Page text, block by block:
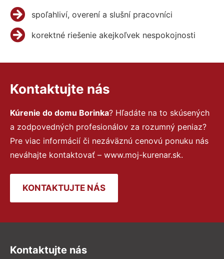
spoľahliví, overení a slušní pracovníci
korektné riešenie akejkoľvek nespokojnosti
Kontaktujte nás
Kúrenie do domu Borinka? Hľadáte na to skúsených
a zodpovedných profesionálov za rozumný peniaz?
Pre viac informácií či nezáväznú cenovú ponuku nás
neváhajte kontaktovať – www.moj-kurenar.sk.
KONTAKTUJTE NÁS
Kontaktujte nás